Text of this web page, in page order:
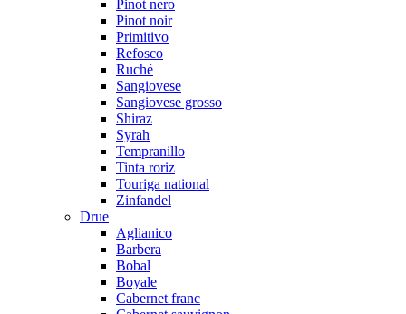
Pinot nero
Pinot noir
Primitivo
Refosco
Ruché
Sangiovese
Sangiovese grosso
Shiraz
Syrah
Tempranillo
Tinta roriz
Touriga national
Zinfandel
Drue
Aglianico
Barbera
Bobal
Boyale
Cabernet franc